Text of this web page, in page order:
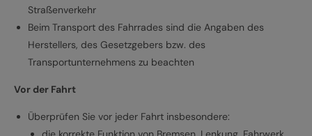
Straßenverkehr
Beim Transport des Fahrrades sind die Angaben des
Herstellers, des Gesetzgebers bzw. des
Transportunternehmens zu beachten
Vor der Fahrt
Überprüfen Sie vor jeder Fahrt insbesondere: